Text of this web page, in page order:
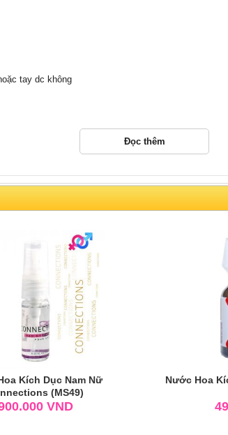
tay dc không
Đọc thêm
Kích Dục Nam Nữ
(MS49)
VND
Nước Hoa